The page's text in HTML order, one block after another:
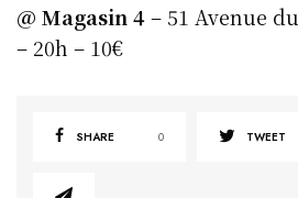
@ Magasin 4– 51 Avenue
– 20h – 10€
SHARE 0 TWEET